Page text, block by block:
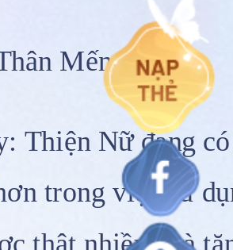
Mến,
Thiện Nữ đang
trong việc sử
thật nhiều quà